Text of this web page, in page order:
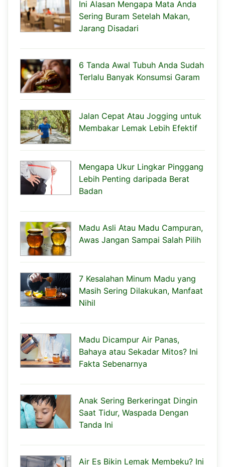
Ini Alasan Mengapa Mata Anda
Sering Buram Setelah Makan,
Jarang Disadari
6 Tanda Awal Tubuh Anda Sudah
Terlalu Banyak Konsumsi Garam
Jalan Cepat Atau Jogging untuk
Membakar Lemak Lebih Efektif
Mengapa Ukur Lingkar Pinggang
Lebih Penting daripada Berat
Badan
Madu Asli Atau Madu Campuran,
Awas Jangan Sampai Salah Pilih
7 Kesalahan Minum Madu yang
Masih Sering Dilakukan, Manfaat
Nihil
Madu Dicampur Air Panas,
Bahaya atau Sekadar Mitos? Ini
Fakta Sebenarnya
Anak Sering Berkeringat Dingin
Saat Tidur, Waspada Dengan
Tanda Ini
Air Es Bikin Lemak Membeku? Ini